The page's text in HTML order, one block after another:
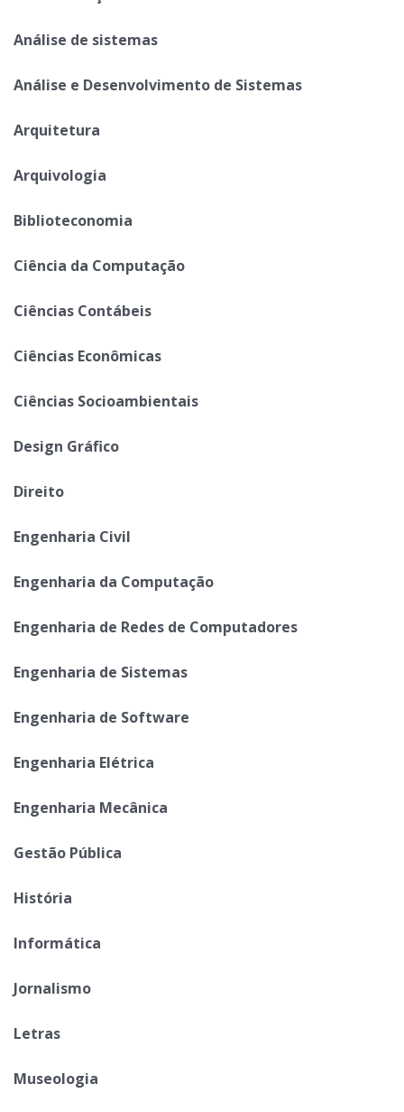
Análise de sistemas
Análise e Desenvolvimento de Sistemas
Arquitetura
Arquivologia
Biblioteconomia
Ciência da Computação
Ciências Contábeis
Ciências Econômicas
Ciências Socioambientais
Design Gráfico
Direito
Engenharia Civil
Engenharia da Computação
Engenharia de Redes de Computadores
Engenharia de Sistemas
Engenharia de Software
Engenharia Elétrica
Engenharia Mecânica
Gestão Pública
História
Informática
Jornalismo
Letras
Museologia